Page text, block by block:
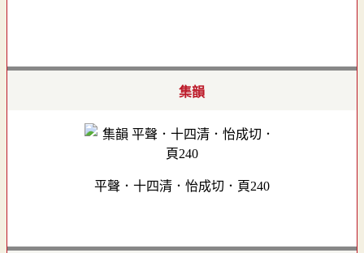
集韻
平聲．十四清．怡成切．頁240